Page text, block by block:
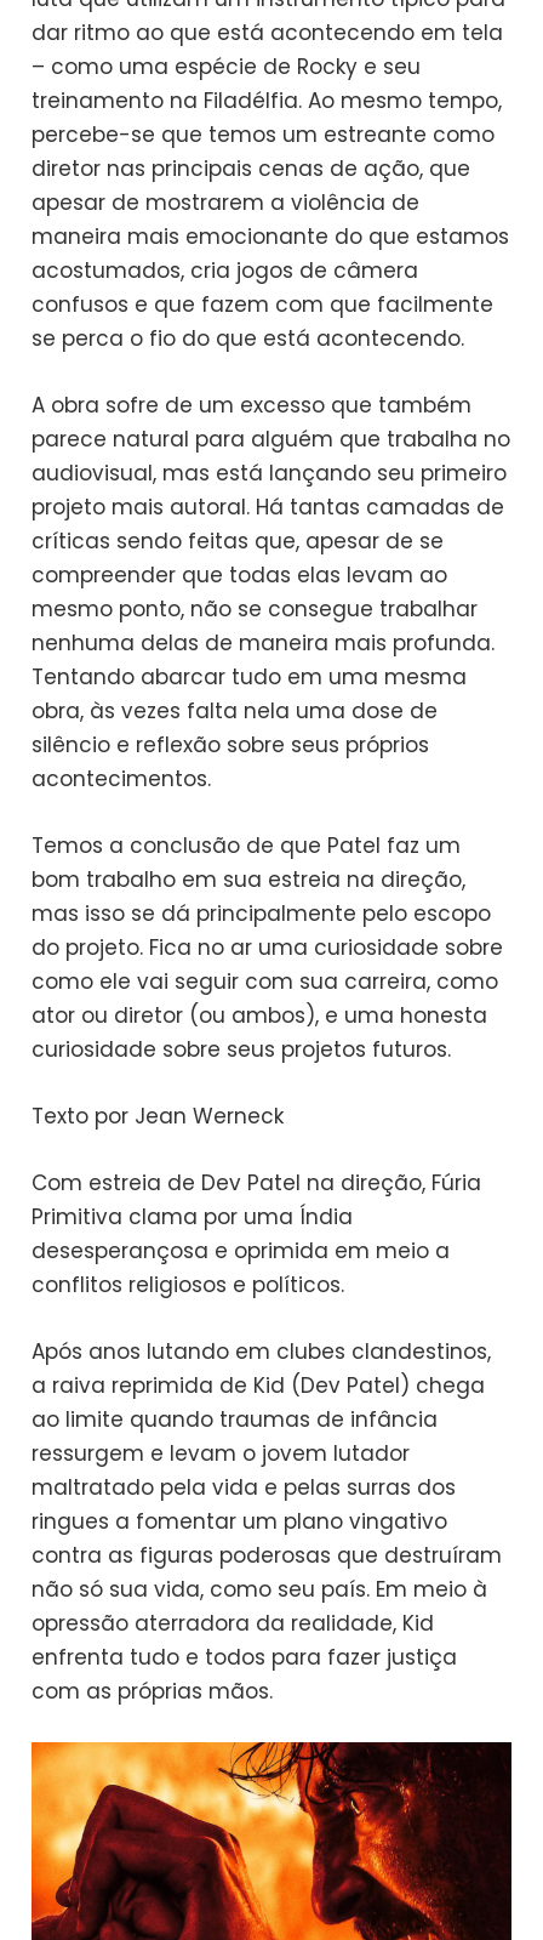
dar ritmo ao que está acontecendo em tela
– como uma espécie de Rocky e seu
treinamento na Filadélfia. Ao mesmo tempo,
percebe-se que temos um estreante como
diretor nas principais cenas de ação, que
apesar de mostrarem a violência de
maneira mais emocionante do que estamos
acostumados, cria jogos de câmera
confusos e que fazem com que facilmente
se perca o fio do que está acontecendo.
A obra sofre de um excesso que também
parece natural para alguém que trabalha no
audiovisual, mas está lançando seu primeiro
projeto mais autoral. Há tantas camadas de
críticas sendo feitas que, apesar de se
compreender que todas elas levam ao
mesmo ponto, não se consegue trabalhar
nenhuma delas de maneira mais profunda.
Tentando abarcar tudo em uma mesma
obra, às vezes falta nela uma dose de
silêncio e reflexão sobre seus próprios
acontecimentos.
Temos a conclusão de que Patel faz um
bom trabalho em sua estreia na direção,
mas isso se dá principalmente pelo escopo
do projeto. Fica no ar uma curiosidade sobre
como ele vai seguir com sua carreira, como
ator ou diretor (ou ambos), e uma honesta
curiosidade sobre seus projetos futuros.
Texto por Jean Werneck
Com estreia de Dev Patel na direção, Fúria
Primitiva clama por uma Índia
desesperançosa e oprimida em meio a
conflitos religiosos e políticos.
Após anos lutando em clubes clandestinos,
a raiva reprimida de Kid (Dev Patel) chega
ao limite quando traumas de infância
ressurgem e levam o jovem lutador
maltratado pela vida e pelas surras dos
ringues a fomentar um plano vingativo
contra as figuras poderosas que destruíram
não só sua vida, como seu país. Em meio à
opressão aterradora da realidade, Kid
enfrenta tudo e todos para fazer justiça
com as próprias mãos.